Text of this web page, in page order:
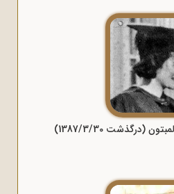
(درگذشت 1387/3/30)